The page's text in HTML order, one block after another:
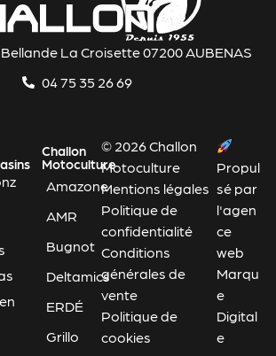
La Croisette 07200 AUBENAS
04 75 35 26 69
Challon
Motoculture
Amazone
AMR
Bugnot
Deltamics
ERDÉ
Grillo
© 2026 Challon
Motoculture
Mentions légales
Politique de
confidentialité
Conditions
générales de
vente
Politique de
cookies
Propul
sé par
l'agen
ce
web
Marqu
e
Digital
e